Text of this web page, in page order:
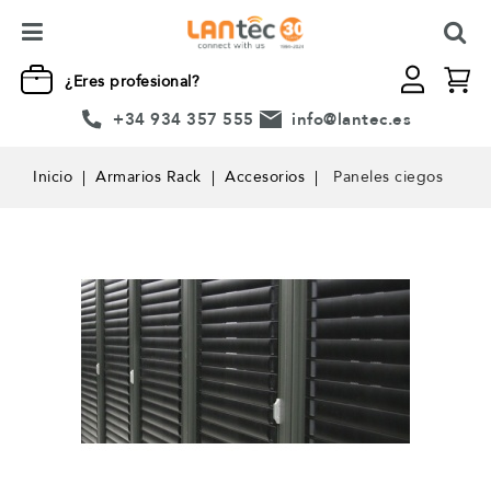
¿Eres profesional?
+34 934 357 555 info@lantec.es
Inicio Armarios Rack Accesorios Paneles ciegos